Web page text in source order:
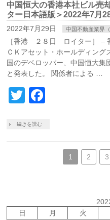
中国恒大の香港本社ビル売
ター日本語版＞2022年7月
2022年7月29日 中国不動産業界
［香港 ２８日 ロイター］ –
ＣＫアセット・ホールディング
国のデベロッパー、中国恒大集
と発表した。 関係者による …
Twitter
続きを読む
1 2 3
日
月 火